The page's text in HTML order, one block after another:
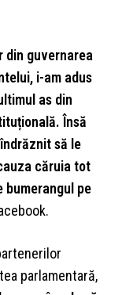
din guvernarea
i-am adus
as din
Însă
să le
căruia tot
bumerangul pe
parlamentară,